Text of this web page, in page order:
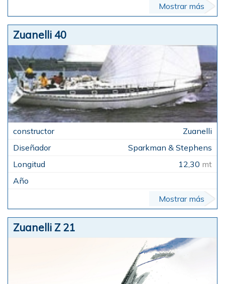
Mostrar más
Zuanelli 40
Zuanelli
Sparkman & Stephens
12,30 mt
Mostrar más
Zuanelli Z 21